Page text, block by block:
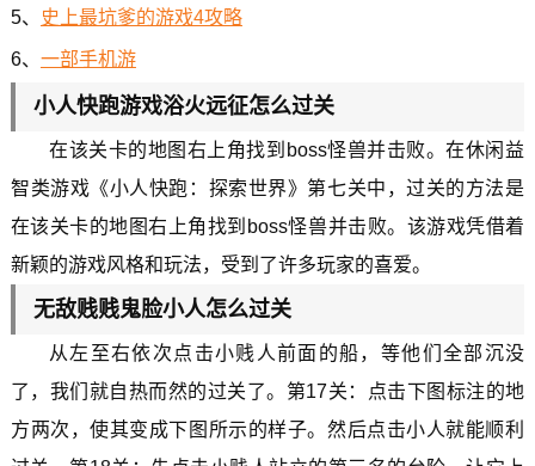
5、 史上最坑爹的游戏4攻略
6、 一部手机游
小人快跑游戏浴火远征怎么过关
在该关卡的地图右上角找到boss怪兽并击败。在休闲益
智类游戏《小人快跑：探索世界》第七关中，过关的方法是
在该关卡的地图右上角找到boss怪兽并击败。该游戏凭借着
新颖的游戏风格和玩法，受到了许多玩家的喜爱。
无敌贱贱鬼脸小人怎么过关
从左至右依次点击小贱人前面的船，等他们全部沉没
了，我们就自热而然的过关了。第17关：点击下图标注的地
方两次，使其变成下图所示的样子。然后点击小人就能顺利